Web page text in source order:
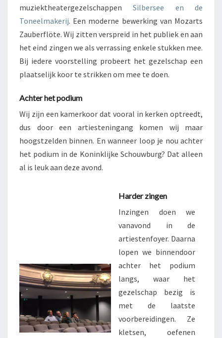
muziektheatergezelschappenSilbersee en de
Toneelmakerij. Een moderne bewerking van Mozarts
Zauberflöte. Wij zitten verspreid in het publiek en aan
het eind zingen we als verrassing enkele stukken mee.
Bij iedere voorstelling probeert het gezelschap een
plaatselijk koor te strikken om mee te doen.
Achter het podium
Wij zijn een kamerkoor dat vooral in kerken optreedt,
dus door een artiesteningang komen wij maar
hoogstzelden binnen. En wanneer loop je nou achter
het podium in de Koninklijke Schouwburg? Dat alleen
al is leuk aan deze avond.
Harder zingen
Inzingen doen we
vanavond in de
artiestenfoyer. Daarna
lopen we binnendoor
achter het podium
langs, waar het
gezelschap bezig is
met de laatste
voorbereidingen. Ze
kletsen, oefenen